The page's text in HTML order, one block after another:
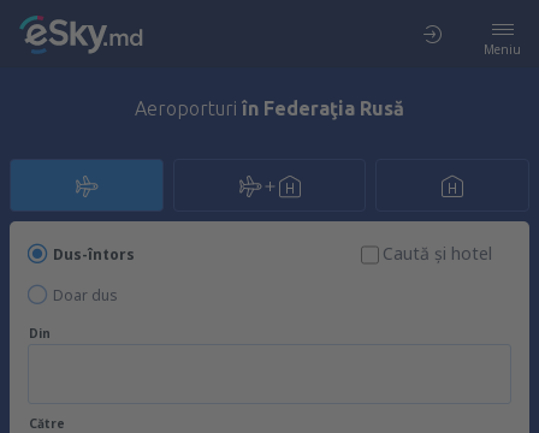
Meniu
Aeroporturi în Federaţia Rusă
Dus-întors
Doar dus
Caută şi hotel
Din
Către